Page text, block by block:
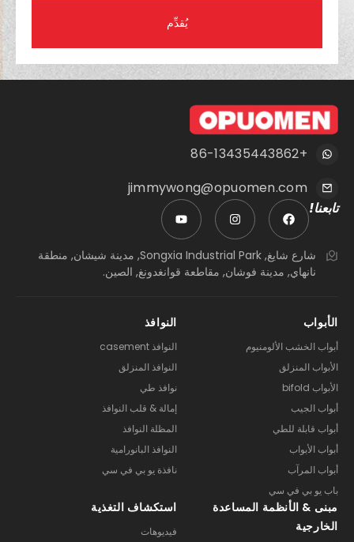
يُقدِّم
jimmywong@opuomen.com
تابعنا!
شارع شايغ, Songxia Industrial Park, مدينة شيشان, منطقة
نانهاي, مدينة فوشان, مقاطعة قوانغدونغ, الصين.
الأبواب
أبواب الخشب الألومنيوم
الأبواب المنزلق
الأبواب bifold
أبواب الجيب
أبواب قابلة للطي
أبواب الأبواب
أبواب المرآب
باب يو بي في سي
النوافذ
النوافذ casement
النوافذ المنزلق
نوافذ طي
إمالة & قلب النوافذ
المظلة النوافذ
النوافذ البانورامية
نافذة يو بي في سي
مبنى & الأنظمة المساعدة
الخارجية
استكشاف التغذية
فيديوهات